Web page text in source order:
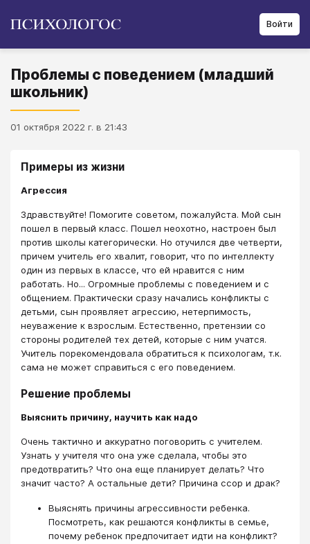
Войти
Проблемы с поведением (младший
школьник)
01 октября 2022 г. в 21:43
Примеры из жизни
Агрессия
Здравствуйте! Помогите советом, пожалуйста. Мой сын
пошел в первый класс. Пошел неохотно, настроен был
против школы категорически. Но отучился две четверти,
причем учитель его хвалит, говорит, что по интеллекту
один из первых в классе, что ей нравится с ним
работать. Но... Огромные проблемы с поведением и с
общением. Практически сразу начались конфликты с
детьми, сын проявляет агрессию, нетерпимость,
неуважение к взрослым. Естественно, претензии со
стороны родителей тех детей, которые с ним учатся.
Учитель порекомендовала обратиться к психологам, т.к.
сама не может справиться с его поведением.
Решение проблемы
Выяснить причину, научить как надо
Очень тактично и аккуратно поговорить с учителем.
Узнать у учителя что она уже сделала, чтобы это
предотвратить? Что она еще планирует делать? Что
значит часто? А остальные дети? Причина ссор и драк?
Выяснять причины агрессивности ребенка.
Посмотреть, как решаются конфликты в семье,
почему ребенок предпочитает идти на конфликт?